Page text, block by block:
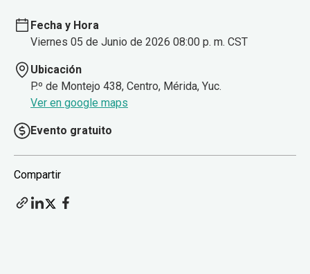
Fecha y Hora
Viernes 05 de Junio de 2026 08:00 p. m. CST
Ubicación
P.º de Montejo 438, Centro, Mérida, Yuc.
Ver en google maps
Evento gratuito
Compartir